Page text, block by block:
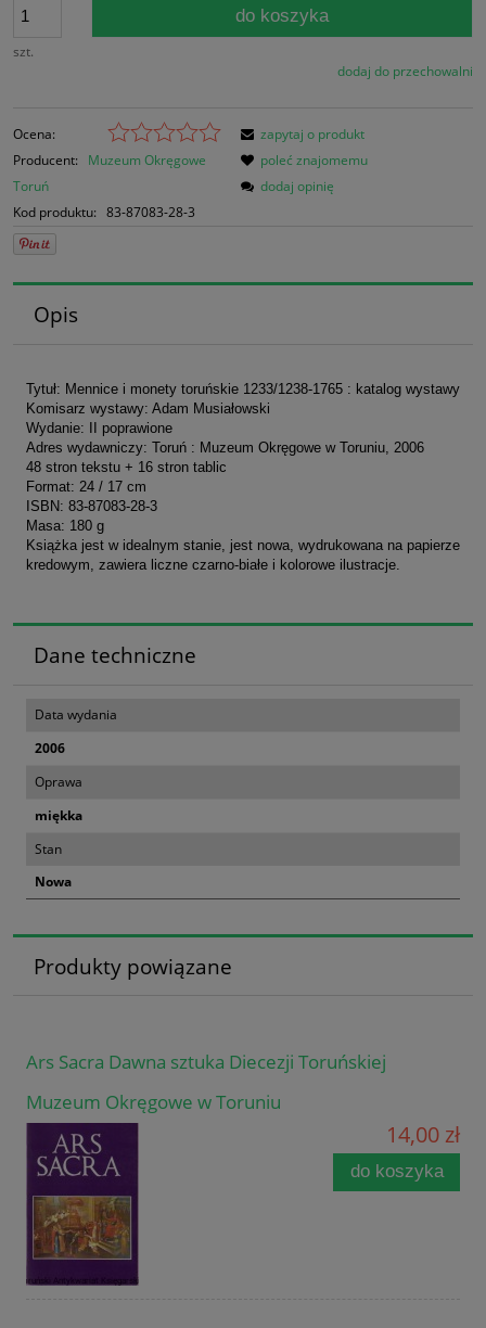
szt.
do koszyka
dodaj do przechowalni
Ocena:
Producent:
Muzeum Okręgowe
Toruń
Kod produktu: 83-87083-28-3
zapytaj o produkt
poleć znajomemu
dodaj opinię
Opis
Tytuł: Mennice i monety toruńskie 1233/1238-1765 : katalog wystawy
Komisarz wystawy: Adam Musiałowski
Wydanie: II poprawione
Adres wydawniczy: Toruń : Muzeum Okręgowe w Toruniu, 2006
48 stron tekstu + 16 stron tablic
Format: 24 / 17 cm
ISBN: 83-87083-28-3
Masa: 180 g
Książka jest w idealnym stanie, jest nowa, wydrukowana na papierze
kredowym, zawiera liczne czarno-białe i kolorowe ilustracje.
Dane techniczne
Data wydania
2006
Oprawa
miękka
Stan
Nowa
Produkty powiązane
Ars Sacra Dawna sztuka Diecezji Toruńskiej
Muzeum Okręgowe w Toruniu
14,00 zł
do koszyka